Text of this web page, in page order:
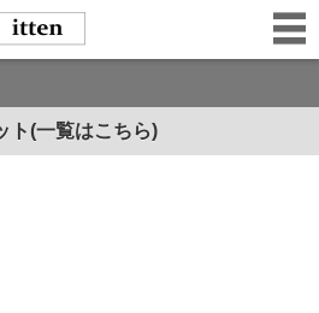
ト(一覧はこちら)